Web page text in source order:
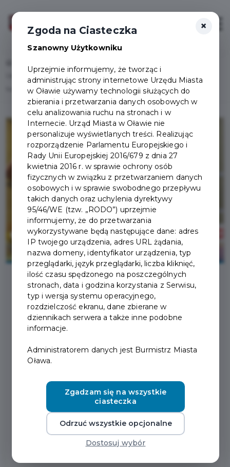
Uproszczona oferta realizacji zadania publicznego. Wyjazd na prestiżowy
2026-05-29
UPROSZCZONA OFERTA
REALIZACJI ZADANIA
PUBLICZNEGO. WYJAZD
NA PRESTIŻOWY
TURNIEJ
Uproszczona oferta realizacji zadania
publicznego - SZCZEGÓŁY
×
Zgoda na Ciasteczka
Szanowny Użytkowniku
Uprzejmie informujemy, że tworząc i
administrując strony internetowe Urzędu Miasta
w Oławie używamy technologii służących do
zbierania i przetwarzania danych osobowych w
celu analizowania ruchu na stronach i w
Internecie. Urząd Miasta w Oławie nie
personalizuje wyświetlanych treści. Realizując
rozporządzenie Parlamentu Europejskiego i
Rady Unii Europejskiej 2016/679 z dnia 27
kwietnia 2016 r. w sprawie ochrony osób
fizycznych w związku z przetwarzaniem danych
osobowych i w sprawie swobodnego przepływu
takich danych oraz uchylenia dyrektywy
95/46/WE (tzw. „RODO”) uprzejmie
informujemy, że do przetwarzania
wykorzystywane będą następujące dane: adres
IP twojego urządzenia, adres URL żądania,
nazwa domeny, identyfikator urządzenia, typ
przeglądarki, język przeglądarki, liczba kliknięć,
ilość czasu spędzonego na poszczególnych
stronach, data i godzina korzystania z Serwisu,
typ i wersja systemu operacyjnego,
rozdzielczość ekranu, dane zbierane w
dziennikach serwera a także inne podobne
informacje.
Administratorem danych jest Burmistrz Miasta
Oława.
Zgadzam się na wszystkie
ciasteczka
Odrzuć wszystkie opcjonalne
Dostosuj wybór